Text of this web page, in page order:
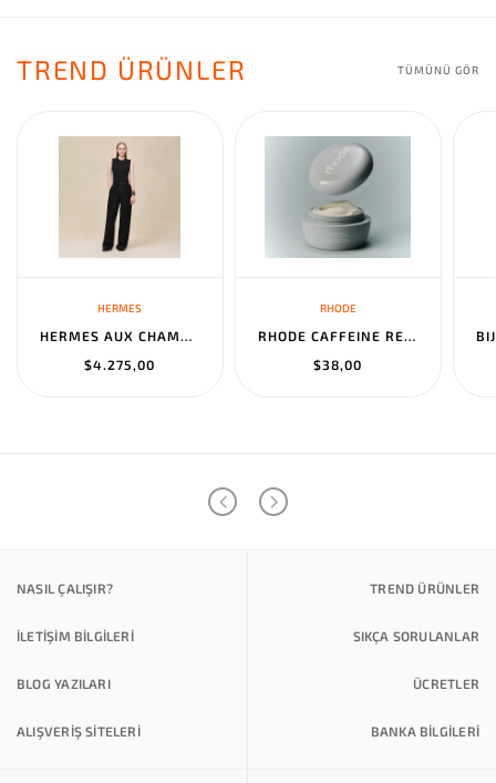
TREND ÜRÜNLER TÜMÜNÜ GÖR
HERMES
HERMES AUX CHAMPS EN FLEURS" PANTS NOIR
$4.275,00
RHODE
RHODE CAFFEINE RESET SCULPTING CREAM MASK
$38,00
NASIL ÇALIŞIR? TREND ÜRÜNLER
İLETİŞİM BİLGİLERİ SIKÇA SORULANLAR
BLOG YAZILARI ÜCRETLER
ALIŞVERİŞ SİTELERİ BANKA BILGILERI